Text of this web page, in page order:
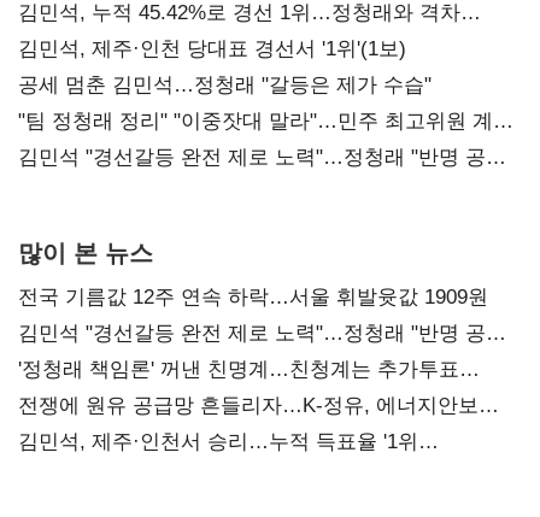
김민석, 누적 45.42%로 경선 1위…정청래와 격차
0.86%p(2보)
김민석, 제주·인천 당대표 경선서 '1위'(1보)
공세 멈춘 김민석…정청래 "갈등은 제가 수습"
"팀 정청래 정리" "이중잣대 말라"…민주 최고위원 계파
다툼 격화
김민석 "경선갈등 완전 제로 노력"…정청래 "반명 공세
많이 본 뉴스
전국 기름값 12주 연속 하락…서울 휘발윳값 1909원
김민석 "경선갈등 완전 제로 노력"…정청래 "반명 공세
사과부터"
'정청래 책임론' 꺼낸 친명계…친청계는 추가투표
때리기
전쟁에 원유 공급망 흔들리자…K-정유, 에너지안보
핵심으로 재부상
김민석, 제주·인천서 승리…누적 득표율 '1위